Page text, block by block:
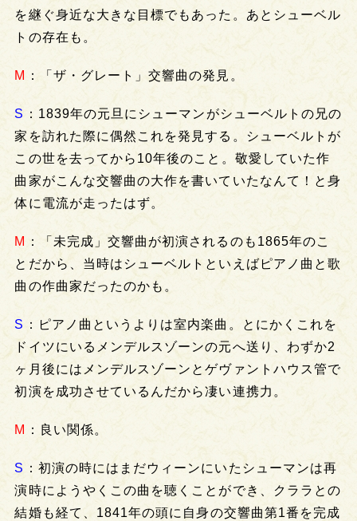
を継ぐ身近な大きな目標でもあった。あとシューベル
トの存在も。
M ：「ザ・グレート」交響曲の発見。
S ：1839年の元旦にシューマンがシューベルトの兄の
家を訪れた際に偶然これを発見する。シューベルトが
この世を去ってから10年後のこと。敬愛していた作
曲家がこんな交響曲の大作を書いていたなんて！と身
体に電流が走ったはず。
M
：「未完成」交響曲が初演されるのも1865年のこ
とだから、当時はシューベルトといえばピアノ曲と歌
曲の作曲家だったのかも。
S ：ピアノ曲というよりは室内楽曲。とにかくこれを
ドイツにいるメンデルスゾーンの元へ送り、わずか2
ヶ月後にはメンデルスゾーンとゲヴァントハウス管で
初演を成功させているんだから凄い連携力。
M ：良い関係。
S ：初演の時にはまだウィーンにいたシューマンは再
演時にようやくこの曲を聴くことができ、クララとの
結婚も経て、1841年の頭に自身の交響曲第1番を完成